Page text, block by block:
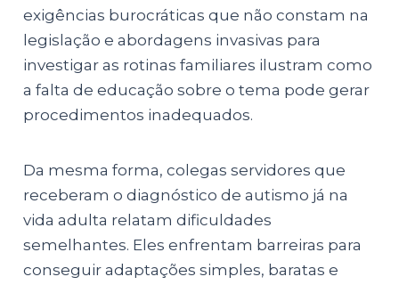
exigências burocráticas que não constam na
legislação e abordagens invasivas para
investigar as rotinas familiares ilustram como
a falta de educação sobre o tema pode gerar
procedimentos inadequados.
Da mesma forma, colegas servidores que
receberam o diagnóstico de autismo já na
vida adulta relatam dificuldades
semelhantes. Eles enfrentam barreiras para
conseguir adaptações simples, baratas e